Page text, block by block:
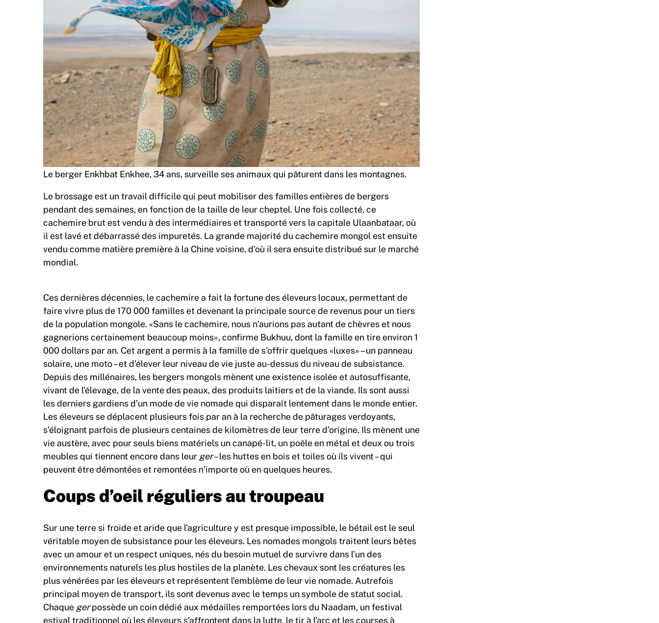
Le berger Enkhbat Enkhee, 34 ans, surveille ses animaux qui pâturent dans les montagnes.
Le brossage est un travail difficile qui peut mobiliser des familles entières de bergers
pendant des semaines, en fonction de la taille de leur cheptel. Une fois collecté, ce
cachemire brut est vendu à des intermédiaires et transporté vers la capitale Ulaanbataar, où
il est lavé et débarrassé des impuretés. La grande majorité du cachemire mongol est ensuite
vendu comme matière première à la Chine voisine, d’où il sera ensuite distribué sur le marché
mondial.
Ces dernières décennies, le cachemire a fait la fortune des éleveurs locaux, permettant de
faire vivre plus de 170 000 familles et devenant la principale source de revenus pour un tiers
de la population mongole. «Sans le cachemire, nous n’aurions pas autant de chèvres et nous
gagnerions certainement beaucoup moins», confirme Bukhuu, dont la famille en tire environ 1
000 dollars par an. Cet argent a permis à la famille de s’offrir quelques «luxes» – un panneau
solaire, une moto – et d’élever leur niveau de vie juste au-dessus du niveau de subsistance.
Depuis des millénaires, les bergers mongols mènent une existence isolée et autosuffisante,
vivant de l’élevage, de la vente des peaux, des produits laitiers et de la viande. Ils sont aussi
les derniers gardiens d’un mode de vie nomade qui disparaît lentement dans le monde entier.
Les éleveurs se déplacent plusieurs fois par an à la recherche de pâturages verdoyants,
s’éloignant parfois de plusieurs centaines de kilomètres de leur terre d’origine. Ils mènent une
vie austère, avec pour seuls biens matériels un canapé-lit, un poêle en métal et deux ou trois
meubles qui tiennent encore dans leur ger– les huttes en bois et toiles où ils vivent – qui
peuvent être démontées et remontées n’importe où en quelques heures.
Coups d’oeil réguliers au troupeau
Sur une terre si froide et aride que l’agriculture y est presque impossible, le bétail est le seul
véritable moyen de subsistance pour les éleveurs. Les nomades mongols traitent leurs bêtes
avec un amour et un respect uniques, nés du besoin mutuel de survivre dans l’un des
environnements naturels les plus hostiles de la planète. Les chevaux sont les créatures les
plus vénérées par les éleveurs et représentent l’emblème de leur vie nomade. Autrefois
principal moyen de transport, ils sont devenus avec le temps un symbole de statut social.
Chaque gerpossède un coin dédié aux médailles remportées lors du Naadam, un festival
estival traditionnel où les éleveurs s’affrontent dans la lutte, le tir à l’arc et les courses à